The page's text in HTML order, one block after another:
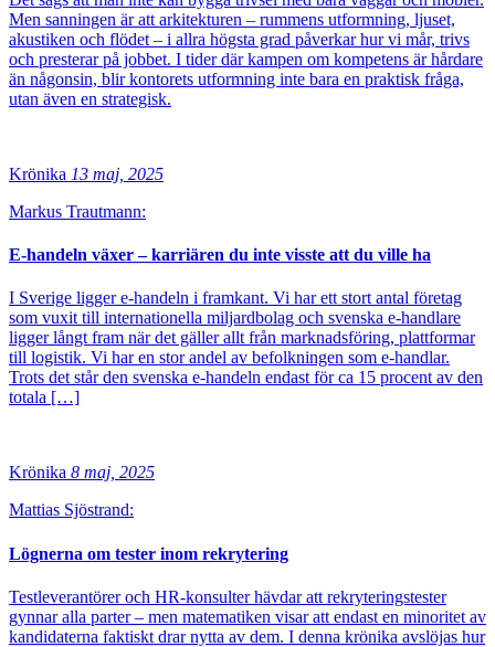
Men sanningen är att arkitekturen – rummens utformning, ljuset,
akustiken och flödet – i allra högsta grad påverkar hur vi mår, trivs
och presterar på jobbet. I tider där kampen om kompetens är hårdare
än någonsin, blir kontorets utformning inte bara en praktisk fråga,
utan även en strategisk.
Krönika 13 maj, 2025
Markus Trautmann:
E-handeln växer – karriären du inte visste att du ville ha
I Sverige ligger e-handeln i framkant. Vi har ett stort antal företag
som vuxit till internationella miljardbolag och svenska e-handlare
ligger långt fram när det gäller allt från marknadsföring, plattformar
till logistik. Vi har en stor andel av befolkningen som e-handlar.
Trots det står den svenska e-handeln endast för ca 15 procent av den
totala […]
Krönika 8 maj, 2025
Mattias Sjöstrand:
Lögnerna om tester inom rekrytering
Testleverantörer och HR-konsulter hävdar att rekryteringstester
gynnar alla parter – men matematiken visar att endast en minoritet av
kandidaterna faktiskt drar nytta av dem. I denna krönika avslöjas hur